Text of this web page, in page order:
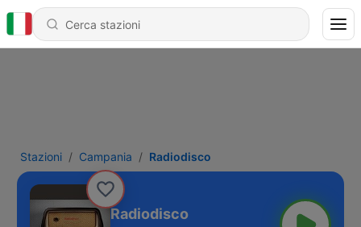
Stazioni Campania Radiodisco
Radiodisco